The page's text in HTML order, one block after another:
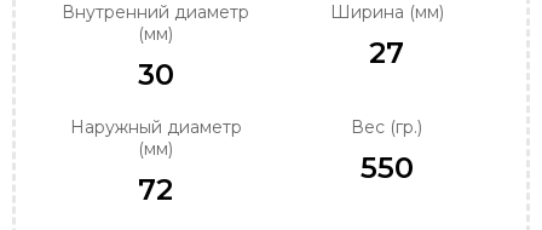
Внутренний диаметр
(мм)
30
Ширина (мм)
27
Наружный диаметр
(мм)
72
Вес (гр.)
550